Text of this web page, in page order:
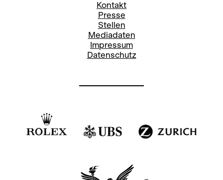
Kontakt
Presse
Stellen
Mediadaten
Impressum
Datenschutz